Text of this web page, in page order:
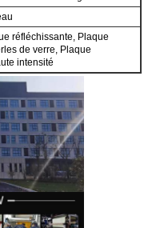
réfléchissante, Plaque
de verre, Plaque
intensité